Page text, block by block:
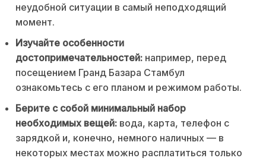
неудобной ситуации в самый неподходящий
момент.
Изучайте особенности
достопримечательностей: например, перед
посещением Гранд Базара Стамбул
ознакомьтесь с его планом и режимом работы.
Берите с собой минимальный набор
необходимых вещей: вода, карта, телефон с
зарядкой и, конечно, немного наличных — в
некоторых местах можно расплатиться только